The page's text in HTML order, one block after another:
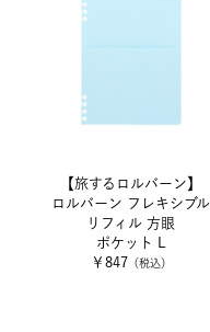
【旅するロルバーン】
ロルバーン フレキシブル
リフィル 方眼
ポケット L
￥847 （税込）